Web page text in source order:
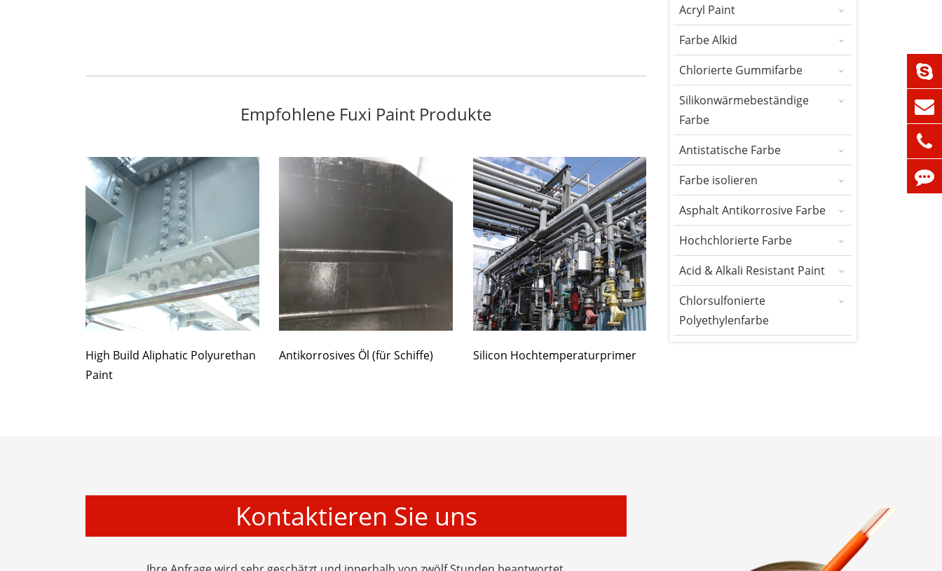
Empfohlene Fuxi Paint Produkte
High Build Aliphatic Polyurethan
Paint
Antikorrosives Öl (für Schiffe) Silicon Hochtemperaturprimer
Acryl Paint
Farbe Alkid
Chlorierte Gummifarbe
Silikonwärmebeständige
Farbe
Antistatische Farbe
Farbe isolieren
Asphalt Antikorrosive Farbe
Hochchlorierte Farbe
Acid & Alkali Resistant Paint
Chlorsulfonierte
Polyethylenfarbe
Kontaktieren Sie uns